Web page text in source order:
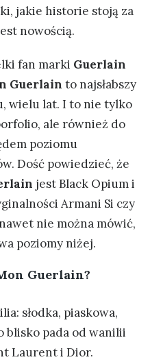
jakie historie stoją za
nowością.
fan marki Guerlain
Guerlain to najsłabszy
wielu lat. I to nie tylko
ale również do
poziomu
Dość powiedzieć, że
jest Black Opium i
Armani Si czy
nie można mówić,
poziomy niżej.
Guerlain?
słodka, piaskowa,
blisko pada od wanilii
Laurent i Dior.